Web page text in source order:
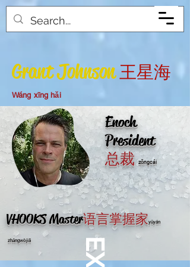
Grant Johnson王星海
Wáng xīng hǎi
Enoch
President
总裁 zǒngcái
VHOOKS Master语言掌握家yǔyán
zhǎngwòjiā